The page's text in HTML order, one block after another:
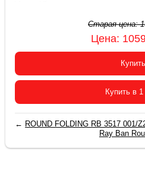
Старая цена:
Цена:
Купить
Купить в 1
← ROUND FOLDING RB 3517 001/
Ray Ban